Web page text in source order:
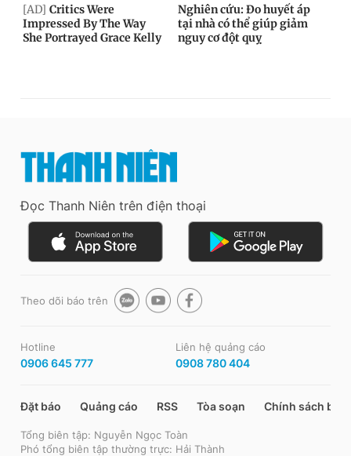
Đọc Thanh Niên trên điện thoại
Theo dõi báo trên
Hotline
0906 645 777
Liên hệ quảng cáo
0908 780 404
Đặt báo Quảng cáo RSS Tòa soạn Chính sách bảo
Tổng biên tập: Nguyễn Ngọc Toàn
Phó tổng biên tập thường trực: Hải Thành